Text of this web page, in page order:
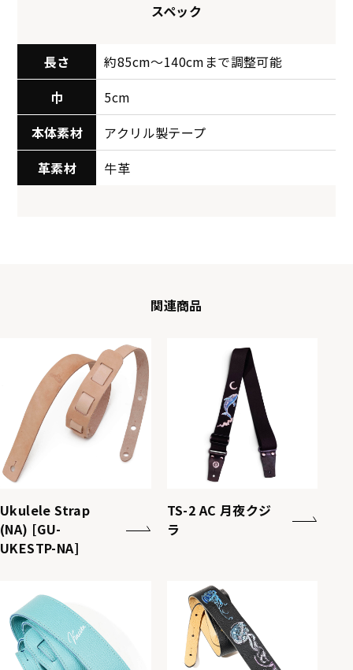
スペック
長さ
約85cm〜140cmまで調整可能
巾
5cm
本体素材
アクリル製テープ
革素材
牛革
関連商品
Ukulele Strap
(NA) [GU-
UKESTP-NA]
TS-2 AC 月夜クジ
ラ